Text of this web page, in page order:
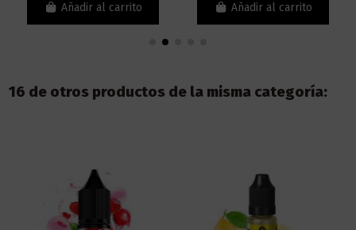
Añadir al carrito Añadir al carrito
16 de otros productos de la misma categoría: